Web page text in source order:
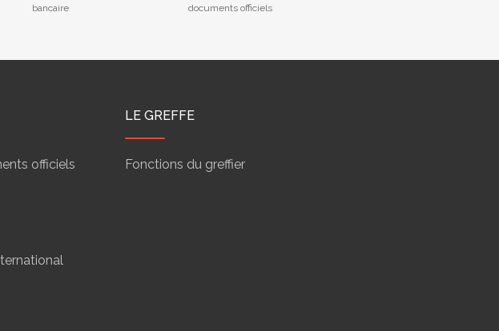
bancaire
documents officiels
officiels
LE GREFFE
Fonctions du greffier